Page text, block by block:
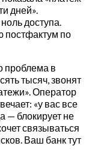
дней».
доступа.
постфактум по
проблема в
тысяч, звонят
Оператор
«у вас все
— блокирует не
связываться
Ваш банк тут